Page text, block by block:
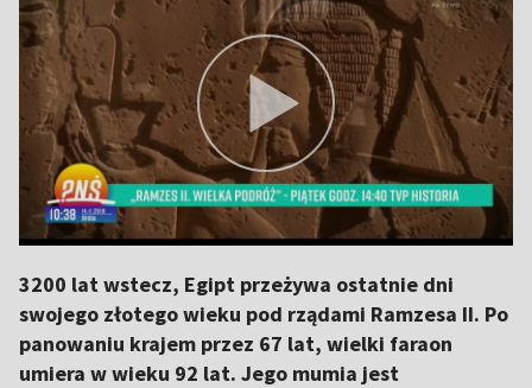
3200 lat wstecz, Egipt przeżywa ostatnie dni
swojego złotego wieku pod rządami Ramzesa II. Po
panowaniu krajem przez 67 lat, wielki faraon
umiera w wieku 92 lat. Jego mumia jest